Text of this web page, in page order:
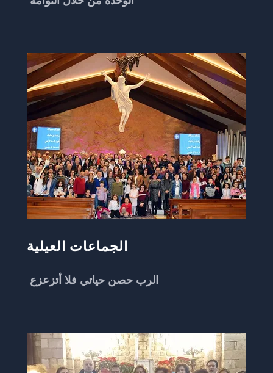
الجماعات العيلية
الرب حصن حياتي فلا أتزعزع